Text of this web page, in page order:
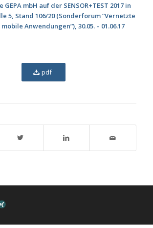
GEPA mbH auf der SENSOR+TEST 2017 in
5, Stand 106/20 (Sonderforum “Vernetzte
Anwendungen”), 30.05. – 01.06.17
pdf